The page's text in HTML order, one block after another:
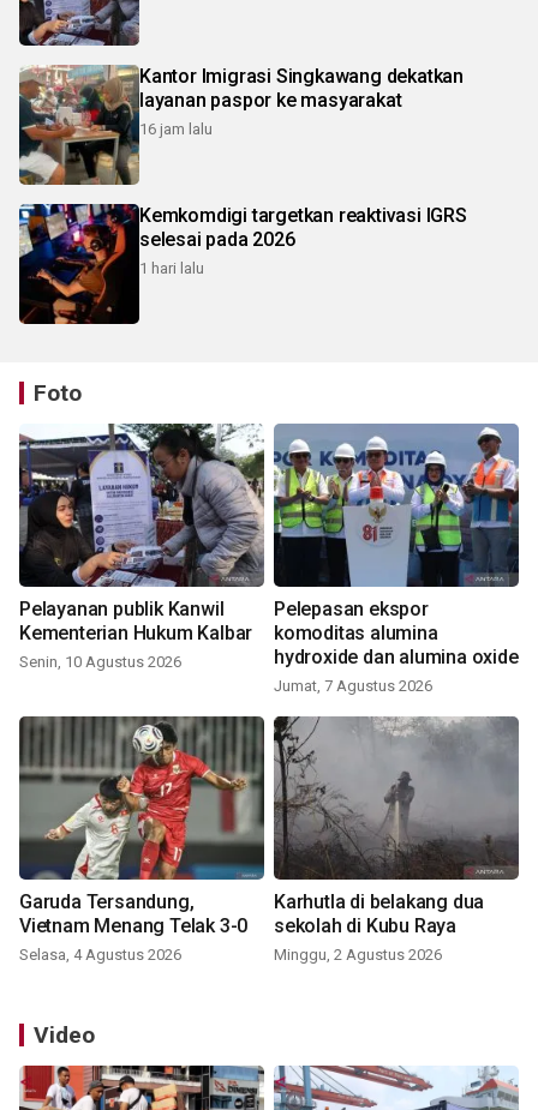
Kantor Imigrasi Singkawang dekatkan
layanan paspor ke masyarakat
16 jam lalu
Kemkomdigi targetkan reaktivasi IGRS
selesai pada 2026
1 hari lalu
Foto
Pelayanan publik Kanwil
Kementerian Hukum Kalbar
Senin, 10 Agustus 2026
Pelepasan ekspor
komoditas alumina
hydroxide dan alumina oxide
Jumat, 7 Agustus 2026
Garuda Tersandung,
Vietnam Menang Telak 3-0
Selasa, 4 Agustus 2026
Karhutla di belakang dua
sekolah di Kubu Raya
Minggu, 2 Agustus 2026
Video